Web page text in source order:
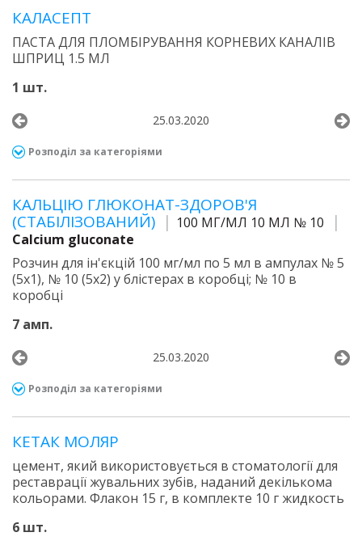
КАЛАСЕПТ
ПАСТА ДЛЯ ПЛОМБІРУВАННЯ КОРНЕВИХ КАНАЛІВ
ШПРИЦ 1.5 МЛ
1 шт.
25.03.2020
Розподіл за категоріями
КАЛЬЦІЮ ГЛЮКОНАТ-ЗДОРОВ'Я
(СТАБІЛІЗОВАНИЙ)
100 МГ/МЛ 10 МЛ № 10
Calcium gluconate
Розчин для ін'єкцій 100 мг/мл по 5 мл в ампулах № 5
(5х1), № 10 (5х2) у блістерах в коробці; № 10 в
коробці
7 амп.
25.03.2020
Розподіл за категоріями
КЕТАК МОЛЯР
цемент, який використовується в стоматології для
реставрації жувальних зубів, наданий декількома
кольорами. Флакон 15 г, в комплекте 10 г жидкость
6 шт.